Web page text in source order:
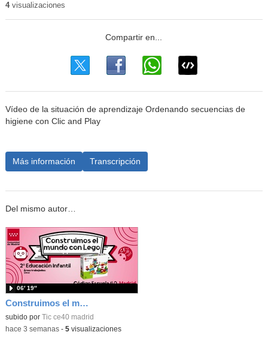
4visualizaciones
Vídeo de la situación de aprendizaje Ordenando secuencias de
higiene con Clic and Play
Más información Transcripción
Del mismo autor…
Construimos el mundo con Lego
subido por Tic ce40 madrid
06′ 19″
-hace 3 semanas- 5visualizaciones